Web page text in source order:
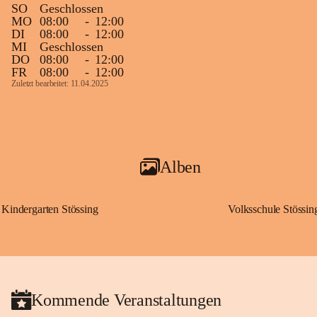
SO
Geschlossen
MO 08:00 - 12:00
DI
08:00 - 12:00
MI
Geschlossen
DO
08:00 - 12:00
FR
08:00 - 12:00
Zuletzt bearbeitet: 11.04.2025
Alben
Kindergarten Stössing Volksschule
Kommende Veranstaltungen